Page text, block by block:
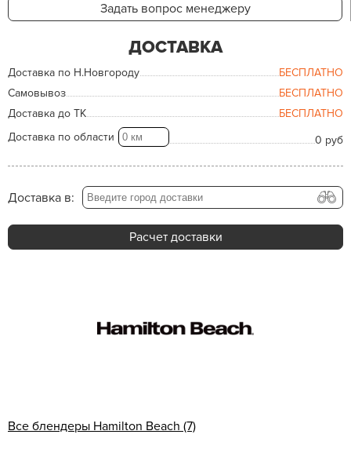
Задать вопрос менеджеру
ДОСТАВКА
Доставка по Н.Новгороду
БЕСПЛАТНО
Самовывоз
БЕСПЛАТНО
Доставка до ТК
БЕСПЛАТНО
Доставка по области
0 руб
Доставка в:
Расчет доставки
Все блендеры Hamilton Beach (7)